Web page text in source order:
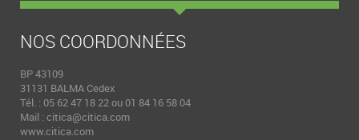
NOS COORDONNÉES
BP 43109
31131 BALMA Cedex
Tél. : 05 62 47 18 22 ou 01 84 16 58 04
Mail : citica@citica.com
www.citica.com